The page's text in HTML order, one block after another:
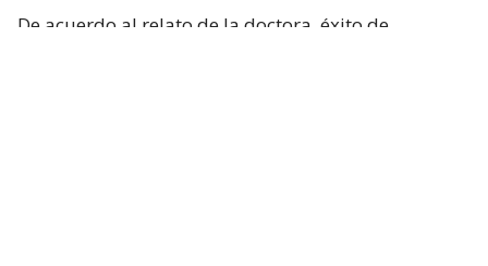
De acuerdo al relato de la doctora, éxito de